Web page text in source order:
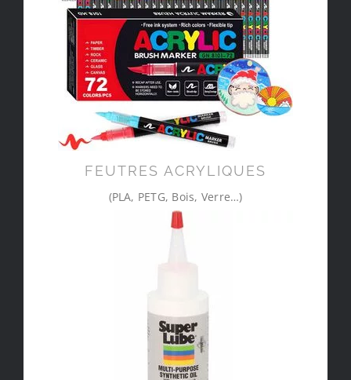
FEUTRES ACRYLIQUES
(PLA, PETG, Bois, Verre…)